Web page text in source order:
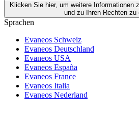
Klicken Sie hier, um weitere Informationen
und zu Ihren Rechten zu
Sprachen
Evaneos Schweiz
Evaneos Deutschland
Evaneos USA
Evaneos España
Evaneos France
Evaneos Italia
Evaneos Nederland